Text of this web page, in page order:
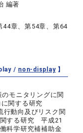
編著
44章、第54章、第64
/ non-display】
モニタリングに関
関する研究
行動向及びリスク関
する研究 平成21
科学研究補補助金